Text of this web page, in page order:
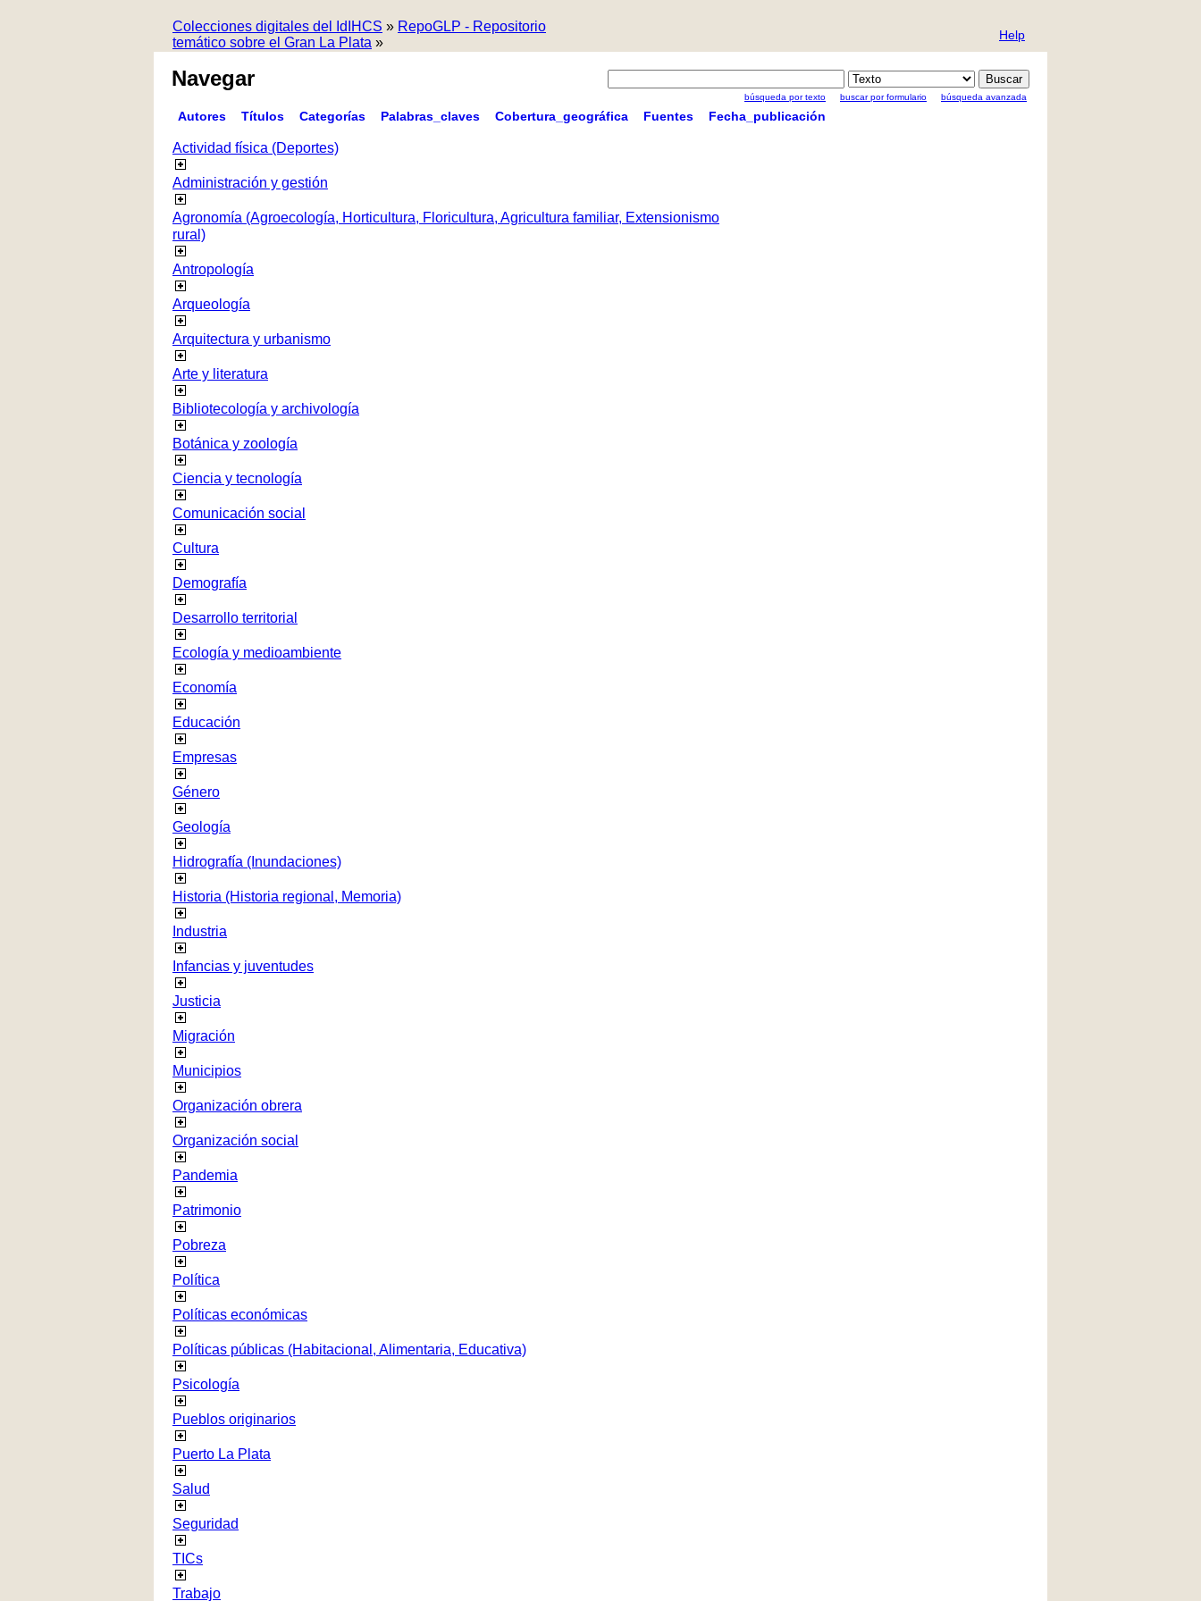
Colecciones digitales del IdIHCS » RepoGLP - Repositorio
temático sobre el Gran La Plata » Help
Navegar
búsqueda por texto buscar por formulario búsqueda avanzada
Autores Títulos Categorías Palabras_claves Cobertura_geográfica Fuentes Fecha_publicación
Actividad física (Deportes)
Administración y gestión
Agronomía (Agroecología, Horticultura, Floricultura, Agricultura familiar, Extensionismo
rural)
Antropología
Arqueología
Arquitectura y urbanismo
Arte y literatura
Bibliotecología y archivología
Botánica y zoología
Ciencia y tecnología
Comunicación social
Cultura
Demografía
Desarrollo territorial
Ecología y medioambiente
Economía
Educación
Empresas
Género
Geología
Hidrografía (Inundaciones)
Historia (Historia regional, Memoria)
Industria
Infancias y juventudes
Justicia
Migración
Municipios
Organización obrera
Organización social
Pandemia
Patrimonio
Pobreza
Política
Políticas económicas
Políticas públicas (Habitacional, Alimentaria, Educativa)
Psicología
Pueblos originarios
Puerto La Plata
Salud
Seguridad
TICs
Trabajo